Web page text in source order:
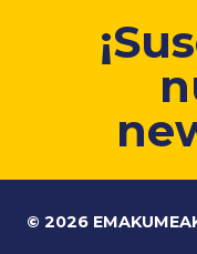
© 2026